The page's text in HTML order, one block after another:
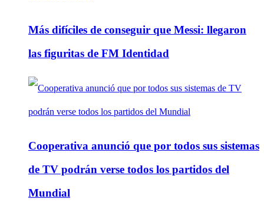
Más difíciles de conseguir que Messi: llegaron
las figuritas de FM Identidad
Cooperativa anunció que por todos sus sistemas
de TV podrán verse todos los partidos del
Mundial